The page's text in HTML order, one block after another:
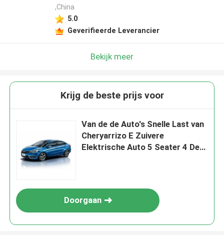
,China
5.0
Geverifieerde Leverancier
Bekijk meer
Krijg de beste prijs voor
Van de de Auto's Snelle Last van
Cheryarrizo E Zuivere
Elektrische Auto 5 Seater 4 Deur
Doorgaan